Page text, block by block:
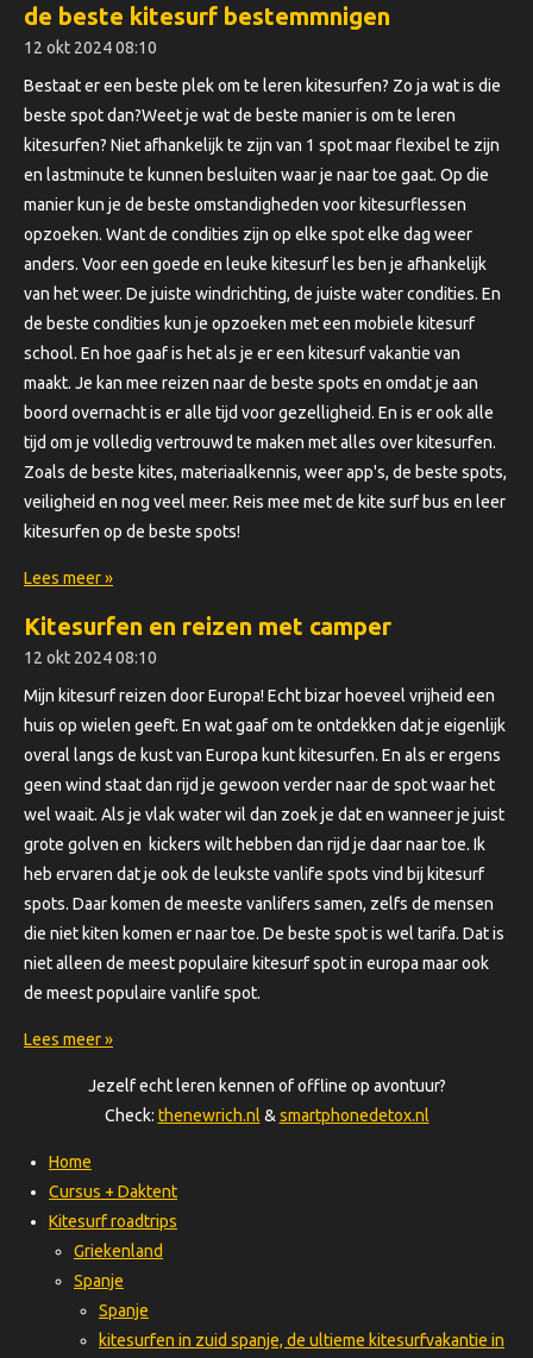
de beste kitesurf bestemmnigen
12 okt 202408:10
Bestaat er een beste plek om te leren kitesurfen? Zo ja wat is die
beste spot dan?Weet je wat de beste manier is om te leren
kitesurfen? Niet afhankelijk te zijn van 1 spot maar flexibel te zijn
en lastminute te kunnen besluiten waar je naar toe gaat. Op die
manier kun je de beste omstandigheden voor kitesurflessen
opzoeken. Want de condities zijn op elke spot elke dag weer
anders. Voor een goede en leuke kitesurf les ben je afhankelijk
van het weer. De juiste windrichting, de juiste water condities. En
de beste condities kun je opzoeken met een mobiele kitesurf
school. En hoe gaaf is het als je er een kitesurf vakantie van
maakt. Je kan mee reizen naar de beste spots en omdat je aan
boord overnacht is er alle tijd voor gezelligheid. En is er ook alle
tijd om je volledig vertrouwd te maken met alles over kitesurfen.
Zoals de beste kites, materiaalkennis, weer app's, de beste spots,
veiligheid en nog veel meer. Reis mee met de kite surf bus en leer
kitesurfen op de beste spots!
Lees meer »
Kitesurfen en reizen met camper
12 okt 202408:10
Mijn kitesurf reizen door Europa! Echt bizar hoeveel vrijheid een
huis op wielen geeft. En wat gaaf om te ontdekken dat je eigenlijk
overal langs de kust van Europa kunt kitesurfen. En als er ergens
geen wind staat dan rijd je gewoon verder naar de spot waar het
wel waait. Als je vlak water wil dan zoek je dat en wanneer je juist
grote golven en kickers wilt hebben dan rijd je daar naar toe. Ik
heb ervaren dat je ook de leukste vanlife spots vind bij kitesurf
spots. Daar komen de meeste vanlifers samen, zelfs de mensen
die niet kiten komen er naar toe. De beste spot is wel tarifa. Dat is
niet alleen de meest populaire kitesurf spot in europa maar ook
de meest populaire vanlife spot.
Lees meer »
Jezelf echt leren kennen of offline op avontuur?
Check: thenewrich.nl & smartphonedetox.nl
Home
Cursus + Daktent
Kitesurf roadtrips
Griekenland
Spanje
Spanje
kitesurfen in zuid spanje, de ultieme kitesurfvakantie in